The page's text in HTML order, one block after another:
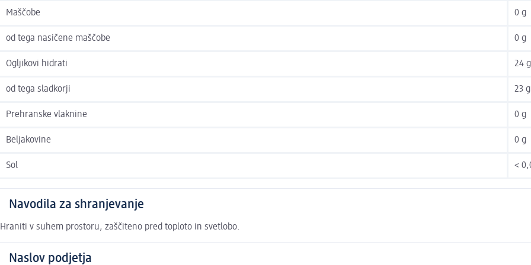
Maščobe 0 g
od tega nasičene maščobe 0 g
Ogljikovi hidrati 24 g
od tega sladkorji 23 g
Prehranske vlaknine 0 g
Beljakovine 0 g
Sol <
Navodila za shranjevanje
Hraniti v suhem prostoru, zaščiteno pred toploto in svetlobo.
Naslov podjetja